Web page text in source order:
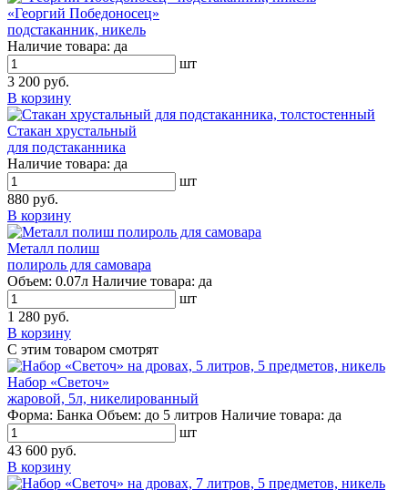
«Георгий Победоносец»
подстаканник, никель
Наличие товара: да
шт
3 200 руб.
В корзину
Стакан хрустальный
для подстаканника
Наличие товара: да
шт
880 руб.
В корзину
Металл полиш
полироль для самовара
Объем: 0.07л Наличие товара: да
шт
1 280 руб.
В корзину
С этим товаром смотрят
Набор «Светоч»
жаровой, 5л, никелированный
Форма: Банка Объем: до 5 литров Наличие товара: да
шт
43 600 руб.
В корзину